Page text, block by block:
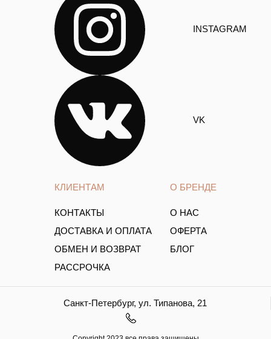
КЛИЕНТАМ
КОНТАКТЫ
ДОСТАВКА И ОПЛАТА
ОБМЕН И ВОЗВРАТ
РАССРОЧКА
О БРЕНДЕ
О НАС
ОФЕРТА
БЛОГ
INSTAGRAM
VK
Санкт-Петербург, ул. Типанова, 21